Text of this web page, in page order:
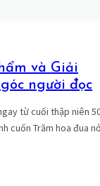
và Giải
người đọc
từ cuối thập niên
cuốn Trăm hoa đua